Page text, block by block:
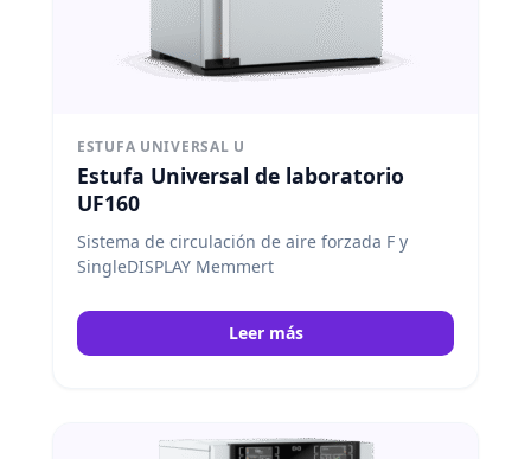
ESTUFA UNIVERSAL U
Estufa Universal de laboratorio
UF160
Sistema de circulación de aire forzada F y
SingleDISPLAY Memmert
Leer más